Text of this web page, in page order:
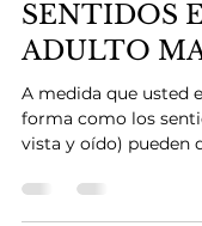
CAMBIOS
SENTIDOS
ADULTO
A medida que usted
vista y oído) pueden
del...